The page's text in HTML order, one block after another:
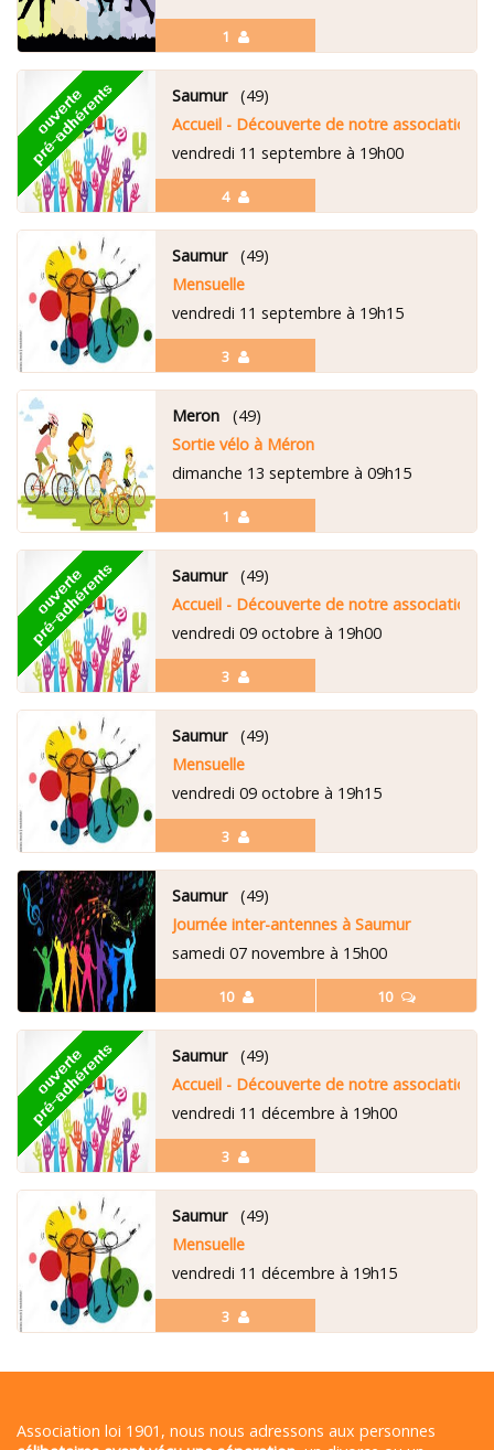
1
4
Saumur(49)
Accueil - Découverte de notre association
vendredi 11 septembre à 19h00
3
Saumur(49)
Mensuelle
vendredi 11 septembre à 19h15
1
Meron(49)
Sortie vélo à Méron
dimanche 13 septembre à 09h15
3
Saumur(49)
Accueil - Découverte de notre association
vendredi 09 octobre à 19h00
3
Saumur(49)
Mensuelle
vendredi 09 octobre à 19h15
10 10
Saumur(49)
Journée inter-antennes à Saumur
samedi 07 novembre à 15h00
3
Saumur(49)
Accueil - Découverte de notre association
vendredi 11 décembre à 19h00
3
Saumur(49)
Mensuelle
vendredi 11 décembre à 19h15
Association loi 1901, nous nous adressons aux personnes